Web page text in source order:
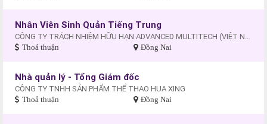
Nhân Viên Sinh Quản Tiếng Trung
CÔNG TY TRÁCH NHIỆM HỮU HẠN ADVANCED MULTITECH (VIỆT NAM)
Thoả thuận Đồng Nai
Nhà quản lý - Tổng Giám đốc
CÔNG TY TNHH SẢN PHẨM THỂ THAO HUA XING
Thoả thuận Đồng Nai